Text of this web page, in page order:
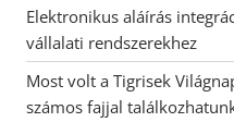
Elektronikus aláírás
vállalati rendszerekhez
Most volt a Tigrisek
számos fajjal